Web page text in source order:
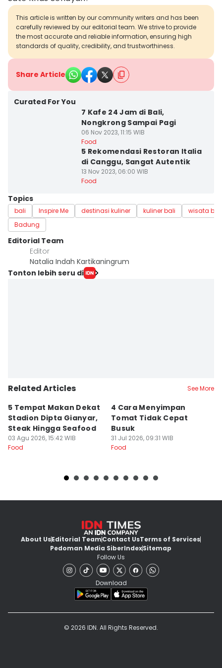
This article is written by our community writers and has been
carefully reviewed by our editorial team. We strive to provide
the most accurate and reliable information, ensuring high
standards of quality, credibility, and trustworthiness.
Share Article
Curated For You
7 Kafe 24 Jam di Bali,
Nongkrong Sampai Pagi
06 Nov 2023, 11:15 WIB
Food
5 Rekomendasi Restoran Italia
di Canggu, Sangat Autentik
13 Nov 2023, 06:00 WIB
Food
Topics
bali Inspire Me destinasi kuliner kuliner bali
wisata bali
Badung
Editorial Team
Editor
Natalia Indah Kartikaningrum
Tonton lebih seru di
Related Articles See More
5 Tempat Makan Dekat
Stadion Dipta Gianyar,
Steak Hingga Seafood
03 Agu 2026, 15:42 WIB
Food
4 Cara Menyimpan
Tomat Tidak Cepat
Busuk
31 Jul 2026, 09:31 WIB
Food
About UsEditorial TeamContact UsTerms of Services
Pedoman Media SiberIndexSitemap
Follow Us
Download
© 2026 IDN. All Rights Reserved.